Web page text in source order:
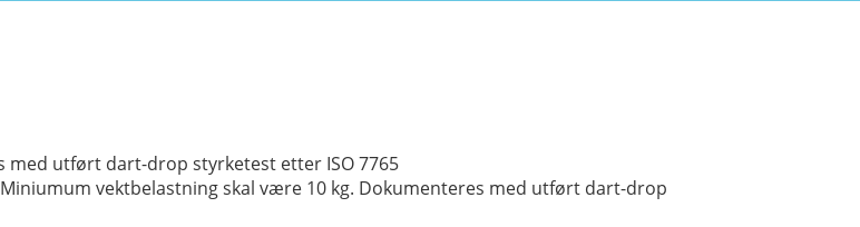
utført dart-drop styrketest etter ISO 7765
vektbelastning skal være 10 kg. Dokumenteres med utført dart-drop